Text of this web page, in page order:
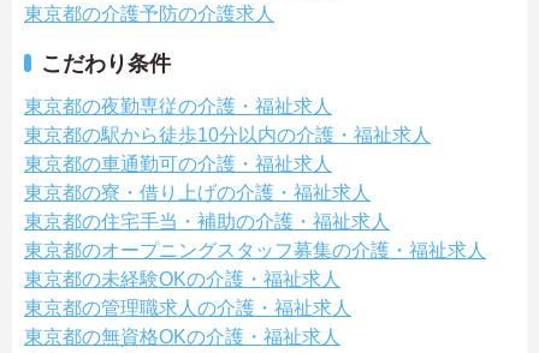
東京都の介護予防の介護求人
こだわり条件
東京都の夜勤専従の介護・福祉求人
東京都の駅から徒歩10分以内の介護・福祉求人
東京都の車通勤可の介護・福祉求人
東京都の寮・借り上げの介護・福祉求人
東京都の住宅手当・補助の介護・福祉求人
東京都のオープニングスタッフ募集の介護・福祉求人
東京都の未経験OKの介護・福祉求人
東京都の管理職求人の介護・福祉求人
東京都の無資格OKの介護・福祉求人